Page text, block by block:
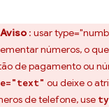
Aviso : usar
números, o
de pagamento ou
ou deixe o
de telefone, use